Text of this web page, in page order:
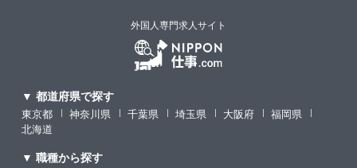
外国人専門求人サイト
▼ 都道府県で探す
東京都 神奈川県 千葉県 埼玉県 大阪府
福岡県
北海道
▼ 職種から探す